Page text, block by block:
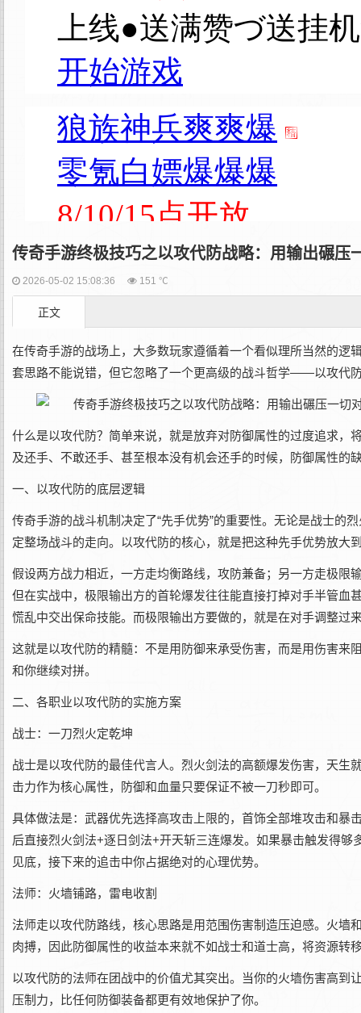
传奇手游终极技巧之以攻代防战略：用输出碾压
2026-05-02 15:08:36 151 ℃
正文
在传奇手游的战场上，大多数玩家遵循着一个看似理所当然的逻
套思路不能说错，但它忽略了一个更高级的战斗哲学——以攻代
什么是以攻代防？简单来说，就是放弃对防御属性的过度追求，
及还手、不敢还手、甚至根本没有机会还手的时候，防御属性
一、以攻代防的底层逻辑
传奇手游的战斗机制决定了“先手优势”的重要性。无论是战士的
定整场战斗的走向。以攻代防的核心，就是把这种先手优势放大
假设两方战力相近，一方走均衡路线，攻防兼备；另一方走极限
但在实战中，极限输出方的首轮爆发往往能直接打掉对手半管血
慌乱中交出保命技能。而极限输出方要做的，就是在对手调整过
这就是以攻代防的精髓：不是用防御来承受伤害，而是用伤害来
和你继续对拼。
二、各职业以攻代防的实施方案
战士：一刀烈火定乾坤
战士是以攻代防的最佳代言人。烈火剑法的高额爆发伤害，天
击力作为核心属性，防御和血量只要保证不被一刀秒即可。
具体做法是：武器优先选择高攻击上限的，首饰全部堆攻击和暴
后直接烈火剑法+逐日剑法+开天斩三连爆发。如果暴击触发得
见底，接下来的追击中你占据绝对的心理优势。
法师：火墙铺路，雷电收割
法师走以攻代防路线，核心思路是用范围伤害制造压迫感。火墙
肉搏，因此防御属性的收益本来就不如战士和道士高，将资源转
以攻代防的法师在团战中的价值尤其突出。当你的火墙伤害高
压制力，比任何防御装备都更有效地保护了你。